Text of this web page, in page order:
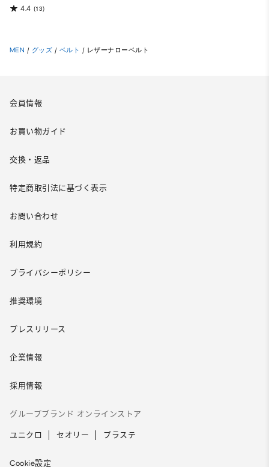
4.4 (13)
MEN / グッズ / ベルト / レザーナローベルト
会員情報
お買い物ガイド
交換・返品
特定商取引法に基づく表示
お問い合わせ
利用規約
プライバシーポリシー
推奨環境
プレスリリース
企業情報
採用情報
グループブランド オンラインストア
ユニクロ セオリー プラステ
Cookie設定